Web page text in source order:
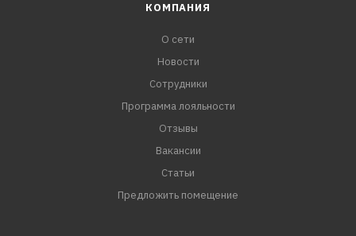
КОМПАНИЯ
О сети
Новости
Сотрудники
Программа лояльности
Отзывы
Вакансии
Статьи
Предложить помещение